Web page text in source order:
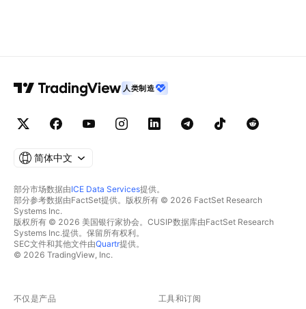
人类制造
简体中文
部分市场数据由ICE Data Services提供。
部分参考数据由FactSet提供。版权所有 © 2026 FactSet Research
Systems Inc.
版权所有 © 2026 美国银行家协会。CUSIP数据库由FactSet Research
Systems Inc.提供。保留所有权利。
SEC文件和其他文件由Quartr提供。
© 2026 TradingView, Inc.
不仅是产品 工具和订阅